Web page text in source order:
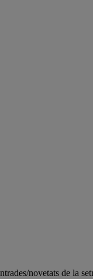
novetats de la